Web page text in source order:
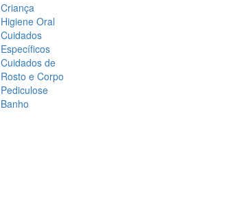
Criança
Higiene Oral
Cuidados
Específicos
Cuidados de
Rosto e Corpo
Pediculose
Banho